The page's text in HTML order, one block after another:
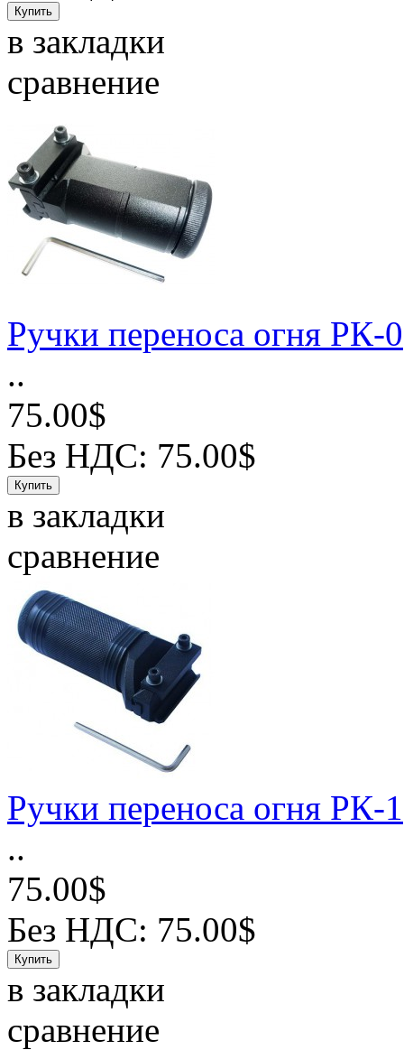
в закладки
сравнение
Ручки переноса огня РК-0
..
75.00$
Без НДС: 75.00$
в закладки
сравнение
Ручки переноса огня РК-1
..
75.00$
Без НДС: 75.00$
в закладки
сравнение